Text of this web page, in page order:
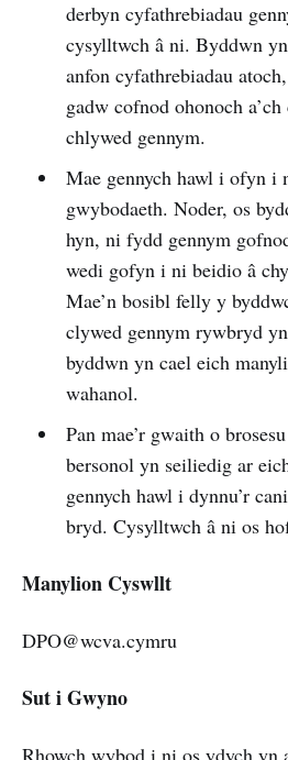
derbyn cyfathrebiadau
cysylltwch â ni. Byddwn
anfon cyfathrebiadau
gadw cofnod ohonoch
chlywed gennym.
Mae gennych hawl i ofyn i
gwybodaeth. Noder, os
hyn, ni fydd gennym
wedi gofyn i ni beidio â
Mae’n bosibl felly y
clywed gennym rywbryd
byddwn yn cael eich
wahanol.
Pan mae’r gwaith o
bersonol yn seiliedig ar
gennych hawl i dynnu’r
bryd. Cysylltwch â ni os
Manylion Cyswllt
DPO@wcva.cymru
Sut i Gwyno
Rhowch wybod i ni os ydych yn